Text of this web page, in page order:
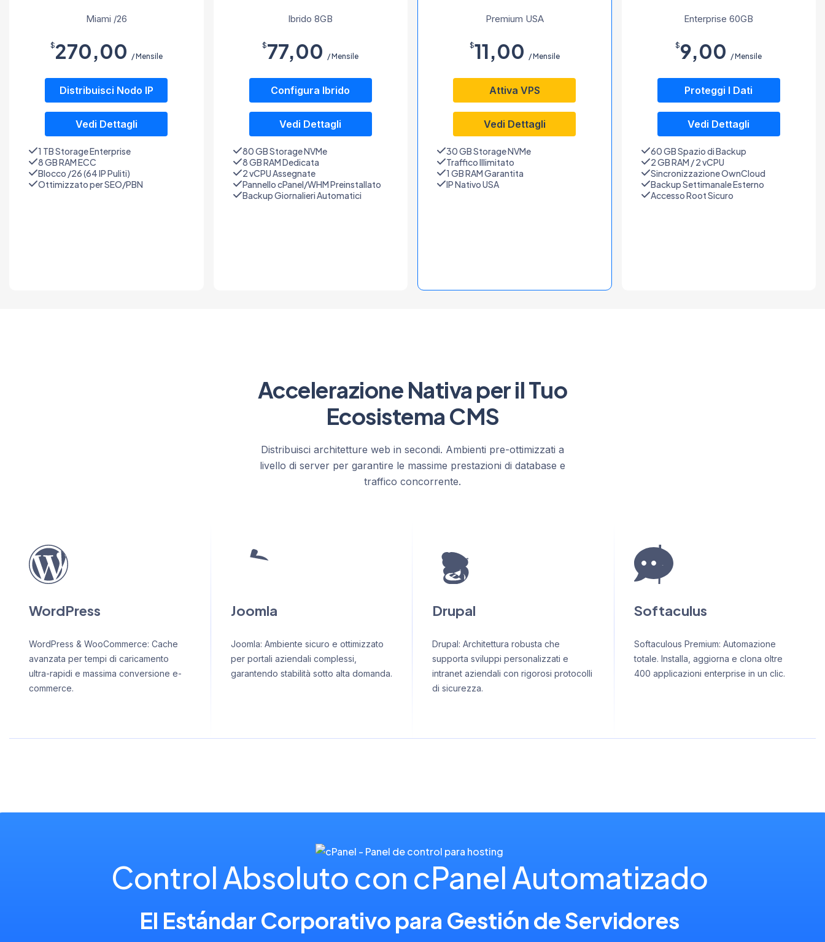
Miami /26
$270,00 / Mensile
Distribuisci Nodo IP
Vedi Dettagli
1 TB Storage Enterprise
8 GB RAM ECC
Blocco /26 (64 IP Puliti)
Ottimizzato per SEO/PBN
Ibrido 8GB
$77,00 / Mensile
Configura Ibrido
Vedi Dettagli
80 GB Storage NVMe
8 GB RAM Dedicata
2 vCPU Assegnate
Pannello cPanel/WHM Preinstallato
Backup Giornalieri Automatici
Premium USA
$11,00 / Mensile
Attiva VPS
Vedi Dettagli
30 GB Storage NVMe
Traffico Illimitato
1 GB RAM Garantita
IP Nativo USA
Enterprise 60GB
$9,00 / Mensile
Proteggi I Dati
Vedi Dettagli
60 GB Spazio di Backup
2 GB RAM / 2 vCPU
Sincronizzazione OwnCloud
Backup Settimanale Esterno
Accesso Root Sicuro
Accelerazione Nativa per il Tuo
Ecosistema CMS
Distribuisci architetture web in secondi. Ambienti pre-ottimizzati a
livello di server per garantire le massime prestazioni di database e
traffico concorrente.
WordPress
WordPress & WooCommerce: Cache
avanzata per tempi di caricamento
ultra-rapidi e massima conversione e-
commerce.
Joomla
Joomla: Ambiente sicuro e ottimizzato
per portali aziendali complessi,
garantendo stabilità sotto alta domanda.
Drupal
Drupal: Architettura robusta che
supporta sviluppi personalizzati e
intranet aziendali con rigorosi protocolli
di sicurezza.
Softaculus
Softaculous Premium: Automazione
totale. Installa, aggiorna e clona oltre
400 applicazioni enterprise in un clic.
Control Absoluto con cPanel Automatizado
El Estándar Corporativo para Gestión de Servidores